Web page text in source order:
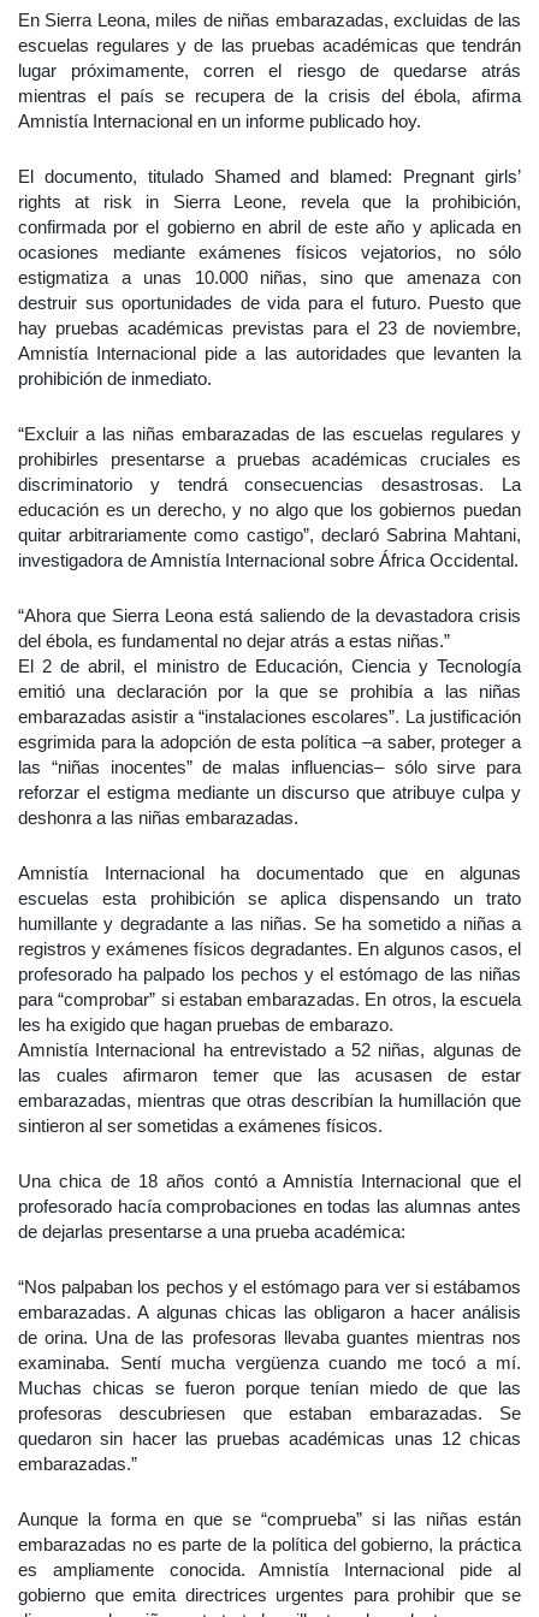
En Sierra Leona, miles de niñas embarazadas, excluidas de las
escuelas regulares y de las pruebas académicas que tendrán
lugar próximamente, corren el riesgo de quedarse atrás
mientras el país se recupera de la crisis del ébola, afirma
Amnistía Internacional en un informe publicado hoy.
El documento, titulado Shamed and blamed: Pregnant girls’
rights at risk in Sierra Leone, revela que la prohibición,
confirmada por el gobierno en abril de este año y aplicada en
ocasiones mediante exámenes físicos vejatorios, no sólo
estigmatiza a unas 10.000 niñas, sino que amenaza con
destruir sus oportunidades de vida para el futuro. Puesto que
hay pruebas académicas previstas para el 23 de noviembre,
Amnistía Internacional pide a las autoridades que levanten la
prohibición de inmediato.
“Excluir a las niñas embarazadas de las escuelas regulares y
prohibirles presentarse a pruebas académicas cruciales es
discriminatorio y tendrá consecuencias desastrosas. La
educación es un derecho, y no algo que los gobiernos puedan
quitar arbitrariamente como castigo”, declaró Sabrina Mahtani,
investigadora de Amnistía Internacional sobre África Occidental.
“Ahora que Sierra Leona está saliendo de la devastadora crisis
del ébola, es fundamental no dejar atrás a estas niñas.”
El 2 de abril, el ministro de Educación, Ciencia y Tecnología
emitió una declaración por la que se prohibía a las niñas
embarazadas asistir a “instalaciones escolares”. La justificación
esgrimida para la adopción de esta política –a saber, proteger a
las “niñas inocentes” de malas influencias– sólo sirve para
reforzar el estigma mediante un discurso que atribuye culpa y
deshonra a las niñas embarazadas.
Amnistía Internacional ha documentado que en algunas
escuelas esta prohibición se aplica dispensando un trato
humillante y degradante a las niñas. Se ha sometido a niñas a
registros y exámenes físicos degradantes. En algunos casos, el
profesorado ha palpado los pechos y el estómago de las niñas
para “comprobar” si estaban embarazadas. En otros, la escuela
les ha exigido que hagan pruebas de embarazo.
Amnistía Internacional ha entrevistado a 52 niñas, algunas de
las cuales afirmaron temer que las acusasen de estar
embarazadas, mientras que otras describían la humillación que
sintieron al ser sometidas a exámenes físicos.
Una chica de 18 años contó a Amnistía Internacional que el
profesorado hacía comprobaciones en todas las alumnas antes
de dejarlas presentarse a una prueba académica:
“Nos palpaban los pechos y el estómago para ver si estábamos
embarazadas. A algunas chicas las obligaron a hacer análisis
de orina. Una de las profesoras llevaba guantes mientras nos
examinaba. Sentí mucha vergüenza cuando me tocó a mí.
Muchas chicas se fueron porque tenían miedo de que las
profesoras descubriesen que estaban embarazadas. Se
quedaron sin hacer las pruebas académicas unas 12 chicas
embarazadas.”
Aunque la forma en que se “comprueba” si las niñas están
embarazadas no es parte de la política del gobierno, la práctica
es ampliamente conocida. Amnistía Internacional pide al
gobierno que emita directrices urgentes para prohibir que se